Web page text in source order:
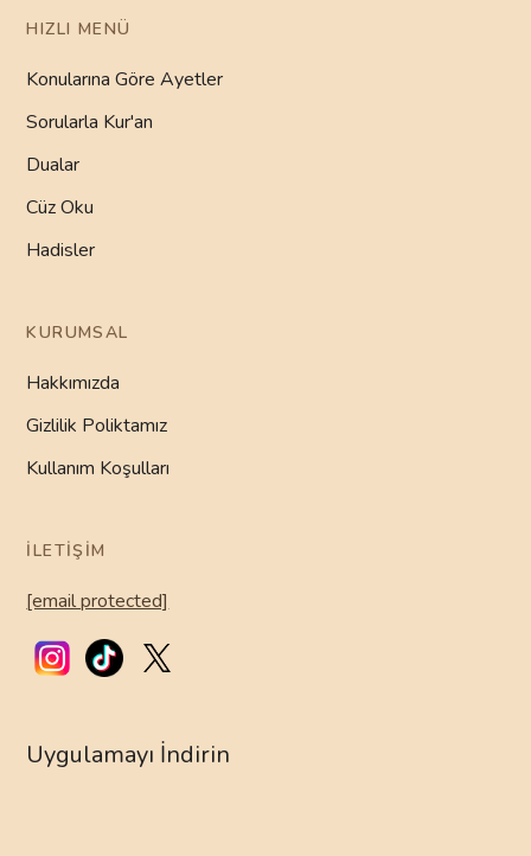
HIZLI MENÜ
Konularına Göre Ayetler
Sorularla Kur'an
Dualar
Cüz Oku
Hadisler
KURUMSAL
Hakkımızda
Gizlilik Poliktamız
Kullanım Koşulları
İLETIŞIM
[email protected]
Uygulamayı İndirin